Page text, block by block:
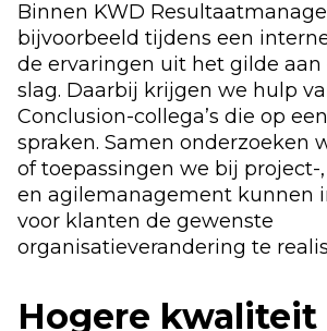
Binnen KWD
bijvoorbeeld tijdens een
de ervaringen uit het gilde aan
slag. Daarbij krijgen we hulp
Conclusion-collega’s die op
spraken. Samen onderzoeken
of toepassingen we bij
en agilemanagement kunnen
voor klanten de gewenste
organisatieverandering te
Hogere kwaliteit